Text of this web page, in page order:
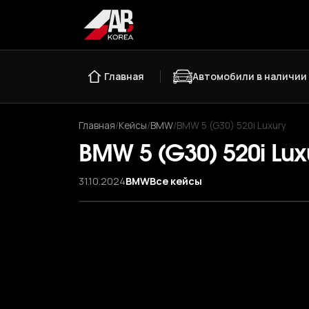
Главная Автомобили в наличии
Главная/Кейсы/BMW/BMW 5 (G30) 520i Luxury
BMW 5 (G30) 520i
31.10.2024BMWВсе кейсы
‹